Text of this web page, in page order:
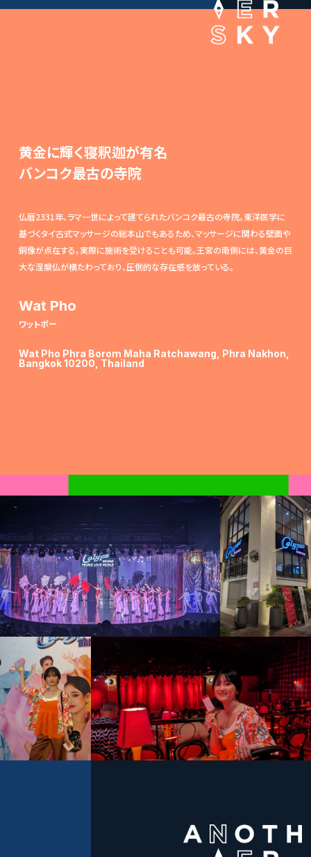
黄金に輝く寝釈迦が有名
バンコク最古の寺院
仏暦2331年、ラマ一世によって建てられたバンコク最古の寺院。東洋医学に
基づくタイ古式マッサージの総本山でもあるため、マッサージに関わる壁画や
銅像が点在する。実際に施術を受けることも可能。王宮の南側には、黄金の巨
大な涅槃仏が横たわっており、圧倒的な存在感を放っている。
Wat Pho
ワットポー
Wat Pho Phra Borom Maha Ratchawang, Phra Nakhon,
Bangkok 10200, Thailand
CalypsoCaberet